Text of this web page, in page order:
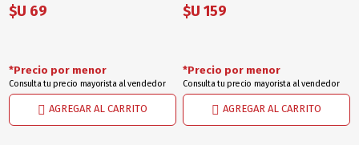
$U 69
AGREGAR AL CARRITO
*Precio por menor
Consulta tu precio mayorista al vendedor
$U 159
AGREGAR AL CARRITO
*Precio por menor
Consulta tu precio mayorista al vendedor